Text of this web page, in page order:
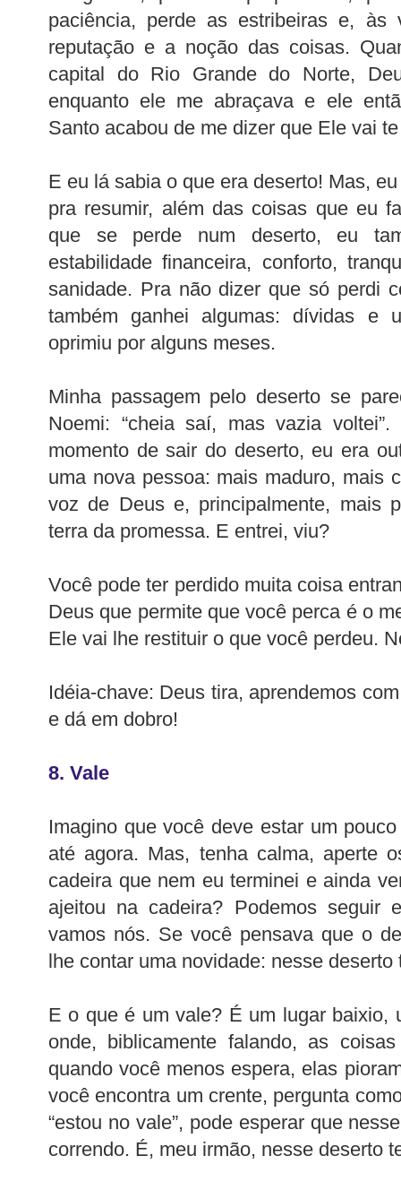
paciência, perde as estribeiras e, às
reputação e a noção das coisas.
capital do Rio Grande do Norte,
enquanto ele me abraçava e ele
Santo acabou de me dizer que Ele vai
E eu lá sabia o que era deserto! Mas,
pra resumir, além das coisas que eu
que se perde num deserto, eu
estabilidade financeira, conforto,
sanidade. Pra não dizer que só perdi
também ganhei algumas: dívidas e
oprimiu por alguns meses.
Minha passagem pelo deserto se
Noemi: “cheia saí, mas vazia
momento de sair do deserto, eu era
uma nova pessoa: mais maduro, mais
voz de Deus e, principalmente, mais
terra da promessa. E entrei, viu?
Você pode ter perdido muita coisa
Deus que permite que você perca é o
Ele vai lhe restituir o que você perdeu.
Idéia-chave: Deus tira, aprendemos
e dá em dobro!
8. Vale
Imagino que você deve estar um
até agora. Mas, tenha calma, aperte
cadeira que nem eu terminei e ainda
ajeitou na cadeira? Podemos seguir
vamos nós. Se você pensava que o
lhe contar uma novidade: nesse deserto
E o que é um vale? É um lugar baixio,
onde, biblicamente falando, as
quando você menos espera, elas
você encontra um crente, pergunta
“estou no vale”, pode esperar que
correndo. É, meu irmão, nesse deserto